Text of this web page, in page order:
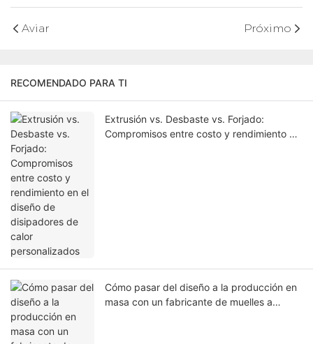
Aviar Próximo
RECOMENDADO PARA TI
Extrusión vs. Desbaste vs. Forjado:
Compromisos entre costo y rendimiento en
Cómo pasar del diseño a la producción en
masa con un fabricante de muelles a